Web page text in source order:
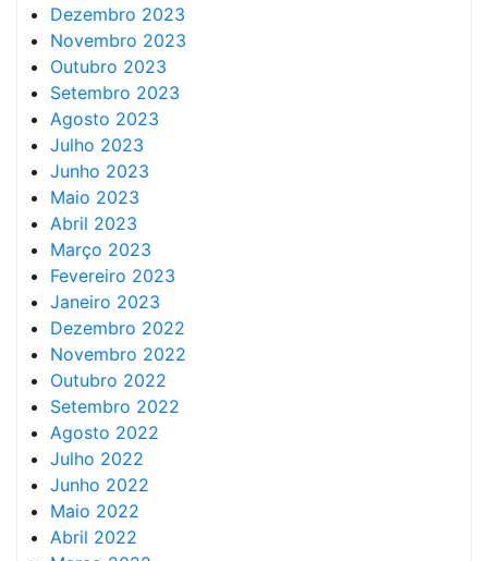
Dezembro 2023
Novembro 2023
Outubro 2023
Setembro 2023
Agosto 2023
Julho 2023
Junho 2023
Maio 2023
Abril 2023
Março 2023
Fevereiro 2023
Janeiro 2023
Dezembro 2022
Novembro 2022
Outubro 2022
Setembro 2022
Agosto 2022
Julho 2022
Junho 2022
Maio 2022
Abril 2022